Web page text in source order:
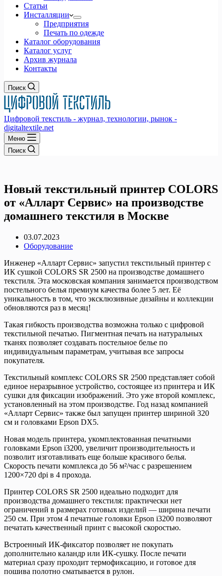
Статьи
Инсталляции
Предприятия
Печать по одежде
Каталог оборудования
Каталог услуг
Архив журнала
Контакты
Поиск
Цифровой текстиль - журнал, технологии, рынок -
digitaltextile.net
Меню
Поиск
Новый текстильный принтер COLORS
от «Алларт Сервис» на производстве
домашнего текстиля в Москве
03.07.2023
Оборудование
Инженер «Алларт Сервис» запустил текстильный принтер с
ИК сушкой COLORS SR 2500 на производстве домашнего
текстиля. Эта московская компания занимается производством
постельного белья премиум качества более 5 лет. Её
уникальность в том, что эксклюзивные дизайны и коллекции
обновляются раз в месяц!
Такая гибкость производства возможна только с цифровой
текстильной печатью. Пигментная печать на натуральных
тканях позволяет создавать постельное белье по
индивидуальным параметрам, учитывая все запросы
покупателя.
Текстильный комплекс COLORS SR 2500 представляет собой
единое неразрывное устройство, состоящее из принтера и ИК
сушки для фиксации изображений. Это уже второй комплекс,
установленный на этом производстве. Год назад компанией
«Алларт Сервис» также был запущен принтер шириной 320
см и головками Epson DX5.
Новая модель принтера, укомплектованная печатными
головками Epson i3200, увеличит производительность и
позволит изготавливать еще больше красивого белья.
Скорость печати комплекса до 56 м²/час с разрешением
1200×720 dpi в 4 прохода.
Принтер COLORS SR 2500 идеально подходит для
производства домашнего текстиля: практически нет
ограничений в размерах готовых изделий — ширина печати
250 см. При этом 4 печатные головки Epson i3200 позволяют
печатать качественный принт с высокой скоростью.
Встроенный ИК-фиксатор позволяет не покупать
дополнительно каландр или ИК-сушку. После печати
материал сразу проходит термофиксацию, и готовое для
пошива полотно сматывается в рулон.